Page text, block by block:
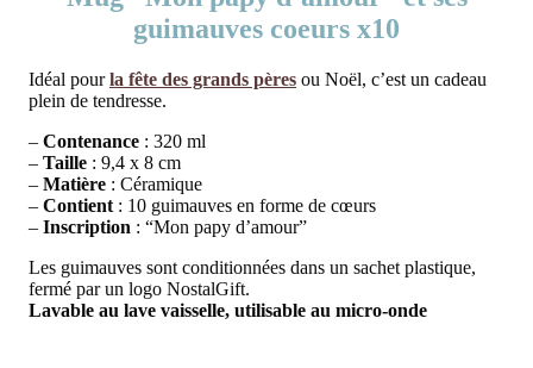
guimauves coeurs x10
Idéal pourla fête des grands pères ou Noël, c’est un cadeau
plein de tendresse.
– Contenance : 320 ml
– Taille : 9,4 x 8 cm
– Matière : Céramique
– Contient : 10 guimauves en forme de cœurs
– Inscription : “Mon papy d’amour”
Les guimauves sont conditionnées dans un sachet plastique,
fermé par un logo NostalGift.
Lavable au lave vaisselle, utilisable au micro-onde